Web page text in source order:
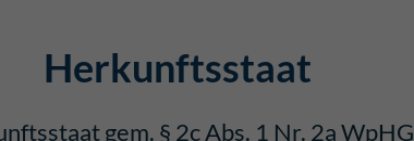
Herkunftsstaat
gem. § 2c Abs. 1 Nr. 2a WpHG